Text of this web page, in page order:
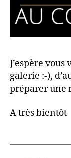
J’espère
galerie :-),
préparer une
A très bientôt